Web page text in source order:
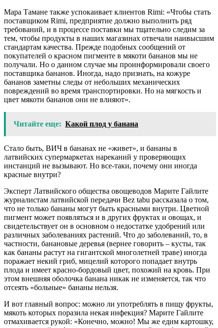
Мара Тамане также успокаивает клиентов Rimi: «Чтобы стать
поставщиком Rimi, предприятие должно выполнить ряд
требований, и в процессе поставки мы тщательно следим за
тем, чтобы продукты в наших магазинах отвечали наивысшим
стандартам качества. Прежде подобных сообщений от
покупателей о красном пигменте в мякоти бананов мы не
получали. Но о данном случае мы проинформировали своего
поставщика бананов. Иногда, надо признать, на кожуре
бананов заметны следы от небольших механических
повреждений во время транспортировки. Но на мягкость и
цвет мякоти бананов они не влияют».
Читайте еще: Какой плод у банана
Стало быть, ВИЧ в бананах не «живет», и бананы в
латвийских супермаркетах нареканий у проверяющих
инстанций не вызывают. Но все-таки, почему они иногда
красные внутри?
Эксперт Латвийского общества овощеводов Марите Гайлите
журналистам латвийской передачи Bez tabu рассказала о том,
что не только бананы могут быть красными внутри. Цветной
пигмент может появляться и в других фруктах и овощах, и
свидетельствует он в основном о недостатке удобрений или
различных заболеваниях растений. Что до заболеваний, то, в
частности, банановые деревья (вернее говорить – кусты, так
как бананы растут на гигантской многолетней траве) иногда
поражает некий гриб, мицелий которого попадает внутрь
плода и имеет красно-бордовый цвет, похожий на кровь. При
этом внешняя оболочка банана никак не изменяется, так что
отсеять «больные» бананы нельзя.
И вот главный вопрос: можно ли употреблять в пищу фрукты,
мякоть которых поразила некая инфекция? Марите Гайлите
отмахивается рукой: «Конечно, можно! Мы же едим картошку,